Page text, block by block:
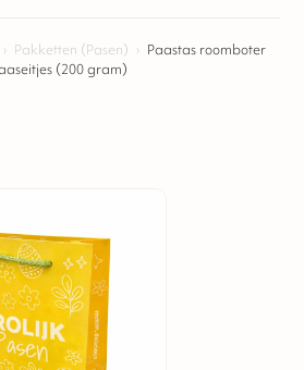
› Pakketten (Pasen) › Paastas roomboter
(200 gram)